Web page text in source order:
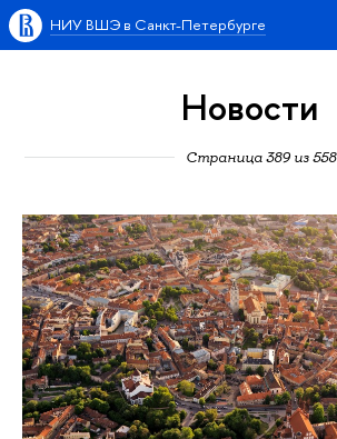
НИУ ВШЭ в Санкт-Петербурге
Новости
Страница 389 из 558